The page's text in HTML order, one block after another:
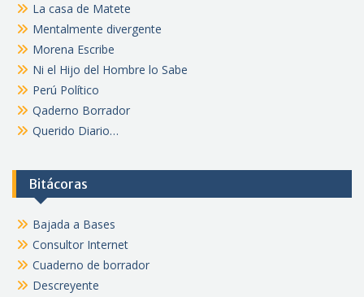
La casa de Matete
Mentalmente divergente
Morena Escribe
Ni el Hijo del Hombre lo Sabe
Perú Político
Qaderno Borrador
Querido Diario…
Bitácoras
Bajada a Bases
Consultor Internet
Cuaderno de borrador
Descreyente